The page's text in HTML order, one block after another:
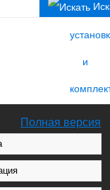
Полная версия